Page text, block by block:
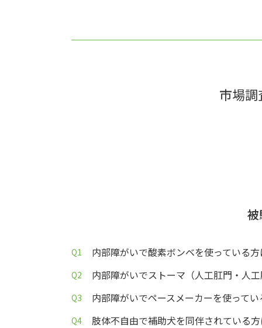
市場
内部障がいで酸素ボンベを使っている
内部障がいでストーマ（人工肛門・人
内部障がいでペースメーカーを使って
肢体不自由で補助犬を同伴されている